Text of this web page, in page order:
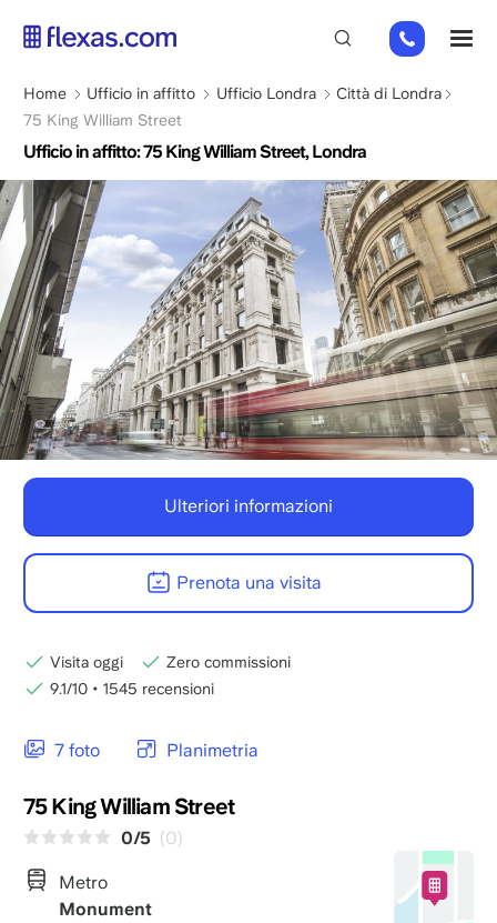
principale
+44
(0)
2045
Briciole
di
pane
Home Ufficio in affitto Ufficio Londra
Città di Londra
75 King William Street
Ufficio in affitto: 75 King William Street, Londra
7 foto Planimetria
75 King William Street
0/5 (0)
Metro
Monument
Ulteriori informazioni
Prenota una visita
Visita oggi
Zero commissioni
9.1/10 • 1545 recensioni